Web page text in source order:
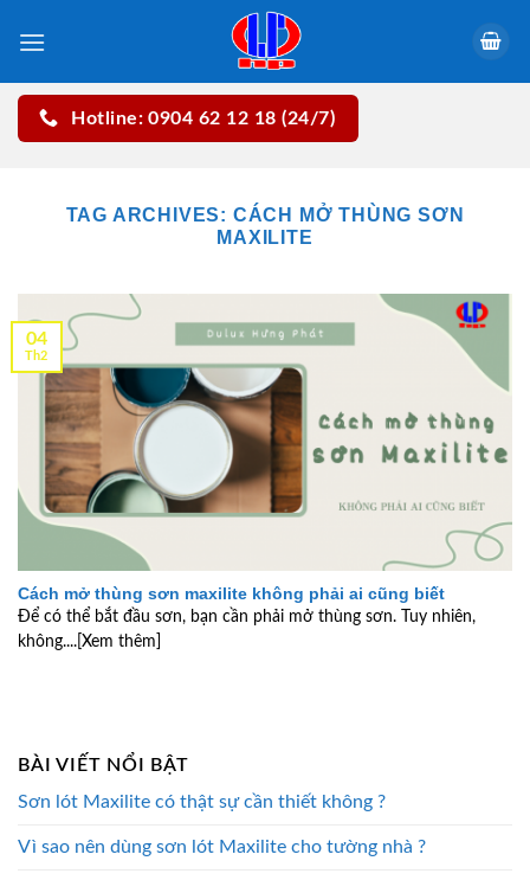
Hotline: 0904 62 12 18 (24/7)
TAG ARCHIVES: CÁCH MỞ THÙNG SƠN
MAXILITE
Cách mở thùng sơn maxilite không phải ai cũng biết
Để có thể bắt đầu sơn, bạn cần phải mở thùng sơn. Tuy nhiên,
không....[Xem thêm]
04
Th2
BÀI VIẾT NỔI BẬT
Sơn lót Maxilite có thật sự cần thiết không ?
Vì sao nên dùng sơn lót Maxilite cho tường nhà ?